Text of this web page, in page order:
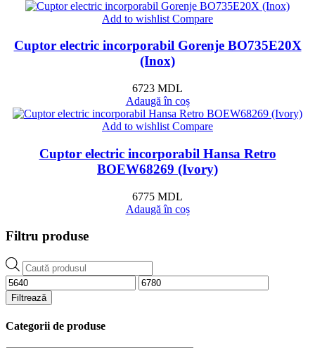
Add to wishlist Compare
Cuptor electric incorporabil Gorenje BO735E20X
(Inox)
6723 MDL
Adaugă în coș
Add to wishlist Compare
Cuptor electric incorporabil Hansa Retro
BOEW68269 (Ivory)
6775 MDL
Adaugă în coș
Filtru produse
Products
search
Preț
minim
Preț
maxim
Filtrează
Categorii de produse